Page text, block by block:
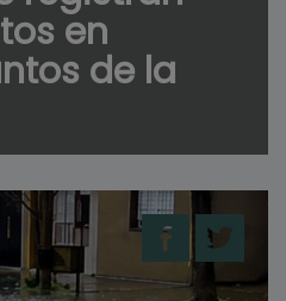
en
de la